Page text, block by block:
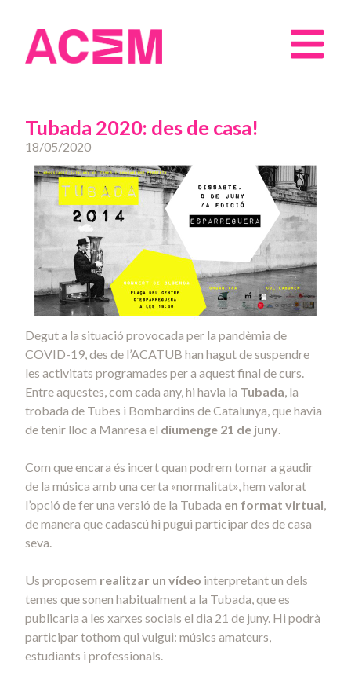
Tubada 2020: des de casa!
18/05/2020
Degut a la situació provocada per la pandèmia de
COVID-19, des de l’ACATUB han hagut de suspendre
les activitats programades per a aquest final de curs.
Entre aquestes, com cada any, hi havia la Tubada, la
trobada de Tubes i Bombardins de Catalunya, que havia
de tenir lloc a Manresa el diumenge 21 de juny.
Com que encara és incert quan podrem tornar a gaudir
de la música amb una certa «normalitat», hem valorat
l’opció de fer una versió de la Tubada en format virtual,
de manera que cadascú hi pugui participar des de casa
seva.
Us proposem realitzar un vídeo interpretant un dels
temes que sonen habitualment a la Tubada, que es
publicaria a les xarxes socials el dia 21 de juny. Hi podrà
participar tothom qui vulgui: músics amateurs,
estudiants i professionals.